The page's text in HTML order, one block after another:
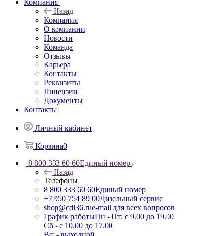
Компания
Назад
Компания
О компании
Новости
Команда
Отзывы
Карьера
Контакты
Реквизиты
Лицензии
Документы
Контакты
Личный кабинет
Корзина0
8 800 333 60 60Единый номер
Назад
Телефоны
8 800 333 60 60Единый номер
+7 950 754 89 00Дизельный сервис
shop@cdi36.rue-mail для всех вопросов
График работыПн - Пт: с 9.00 до 19.00
Сб - с 10.00 до 17.00
Вс: - выходной